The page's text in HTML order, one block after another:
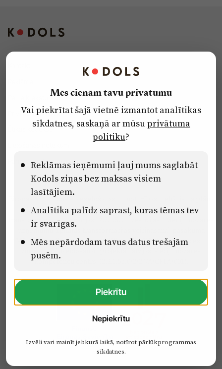
Privātuma politika
Ētikas kodekss
Pārredzamības paziņojumi
Eiropas Savienības Atveseļošanas un noturības mehānisma plāna
2.2. reformu un investīciju virziena “Uzņēmumu digitālā
transformācija un inovācijas” 2.2.1.5.i. investīcijas “Mediju nozares
uzņēmumu digitālās transformācijas veicināšana” pasākuma
“Mācības mediju nozares speciālistu digitālās kompetences un
zināšanu pilnveidošanai” projektā Latvijas Mediju nozares
kompetenču centrs (2.2.1.5.i.0/2/24/A/CFLA/001).
Mēs cienām tavu privātumu
Vai piekrītat šajā vietnē izmantot analītikas
sīkdatnes, saskaņā ar mūsuprivātuma
politiku?
Reklāmas ieņēmumi ļauj mums saglabāt
Kodols ziņas bez maksas visiem
lasītājiem.
Analītika palīdz saprast, kuras tēmas tev
ir svarīgas.
Mēs nepārdodam tavus datus trešajām
pusēm.
Piekrītu
Nepiekrītu
Izvēli vari mainīt jebkurā laikā, notīrot pārlūkprogrammas
sīkdatnes.